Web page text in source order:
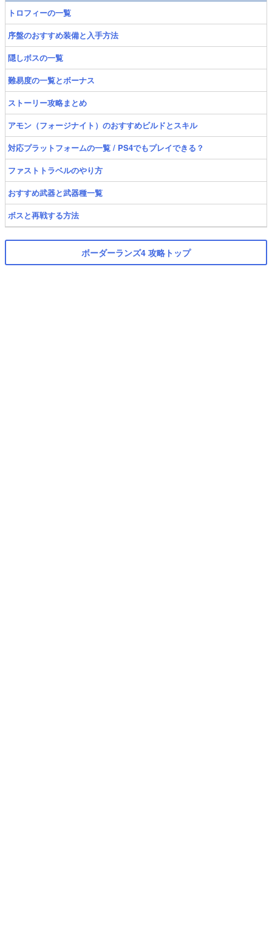
トロフィーの一覧
序盤のおすすめ装備と入手方法
隠しボスの一覧
難易度の一覧とボーナス
ストーリー攻略まとめ
アモン（フォージナイト）のおすすめビルドとスキル
対応プラットフォームの一覧 / PS4でもプレイできる？
ファストトラベルのやり方
おすすめ武器と武器種一覧
ボスと再戦する方法
ボーダーランズ4 攻略トップ